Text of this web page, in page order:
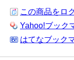
この商品をロ
Yahoo!ブック
はてなブック